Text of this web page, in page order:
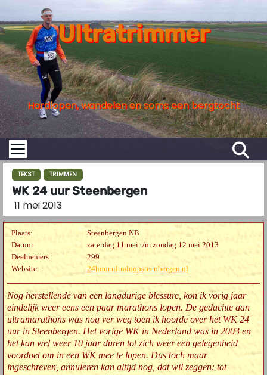
k
i
p
t
o
c
o
n
t
Ultratrimmer
Hardlopen, wandelen en soms een bergtocht
TEKST TRIMMEN
WK 24 uur Steenbergen
11 mei 2013
Plaats:
Steenbergen NB
Datum:
zaterdag 11 mei t/m zondag 12 mei 2013
Deelnemers:
299
Website:
24hour.ultraloopsteenbergen.nl
Nog herstellende van een langdurige blessure, kon ik vorig jaar
eindelijk weer eens een paar marathons lopen. De gedachte aan
ultramarathons was nog ver weg toen ik hoorde over het WK 24
uur in Steenbergen. Het vorige WK in Nederland was in 2003 en
het kan wel weer 10 jaar duren tot zich weer een gelegenheid
voordoet om in een WK mee te lopen. Dus toch maar
ingeschreven, annuleren kan altijd nog, dat wil zeggen: tot